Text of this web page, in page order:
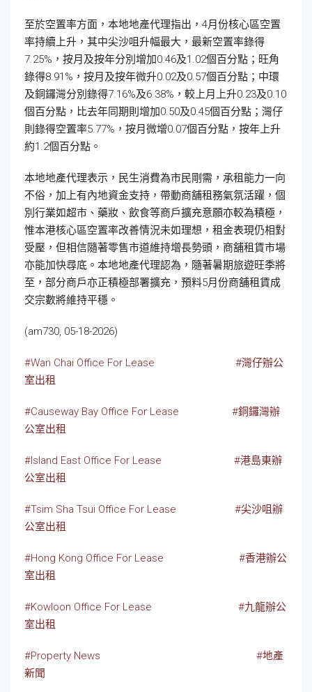
至於空置率方面，本地地產代理指出，4月份核心區空置
率持續上升，其中尖沙咀升幅最大，最新空置率錄得
7.25%，按月及按年分別增加0.46及1.02個百分點；旺角
錄得8.91%，按月及按年微升0.02及0.57個百分點；中環
及銅鑼灣分別錄得7.16%及6.38%，較上月上升0.23及0.10
個百分點，比去年同期則增加0.50及0.45個百分點；灣仔
則錄得空置率5.77%，按月微增0.07個百分點，按年上升
約1.2個百分點。
本地地產代理表示，民生消費為市民剛需，承租能力一向
不俗，加上有內地資金支持，帶動商舖租務氣氛活躍，個
別行業如超市、藥妝、飲食等商戶擴充意願亦較為積極，
惟本港核心區空置率改善情況未如理想，租金表現仍相對
受壓，但相信隨著零售市道維持增長勢頭，商舖租賃市場
亦能加快尋底。本地地產代理認為，隨著暑期旅遊旺季將
至，部分商戶亦正積極部署擴充，預料5月份商舖租賃成
交宗數將維持平穩。
(am730, 05-18-2026)
#Wan Chai Office For Lease
#灣仔辦公
室出租
#Causeway Bay Office For Lease
#銅鑼灣辦
公室出租
#Island East Office For Lease
#港島東辦
公室出租
#Tsim Sha Tsui Office For Lease
#尖沙咀辦
公室出租
#Hong Kong Office For Lease
#香港辦公
室出租
#Kowloon Office For Lease
#九龍辦公
室出租
#Property News
#地產
新聞